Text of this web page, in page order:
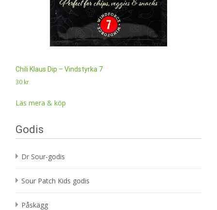
Chili Klaus Dip – Vindstyrka 7
30 kr
Läs mera & köp
Godis
Dr Sour-godis
Sour Patch Kids godis
Påskägg